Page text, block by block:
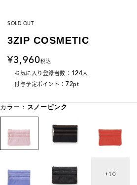
SOLD OUT
3ZIP COSMETIC
3,960税込
お気に入り登録者数： 124人
付与予定ポイント： 72pt
カラー： スノーピンク
10